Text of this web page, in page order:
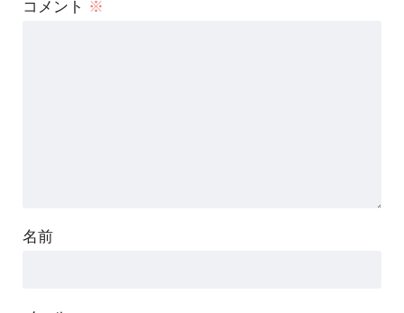
コメント ※
名前